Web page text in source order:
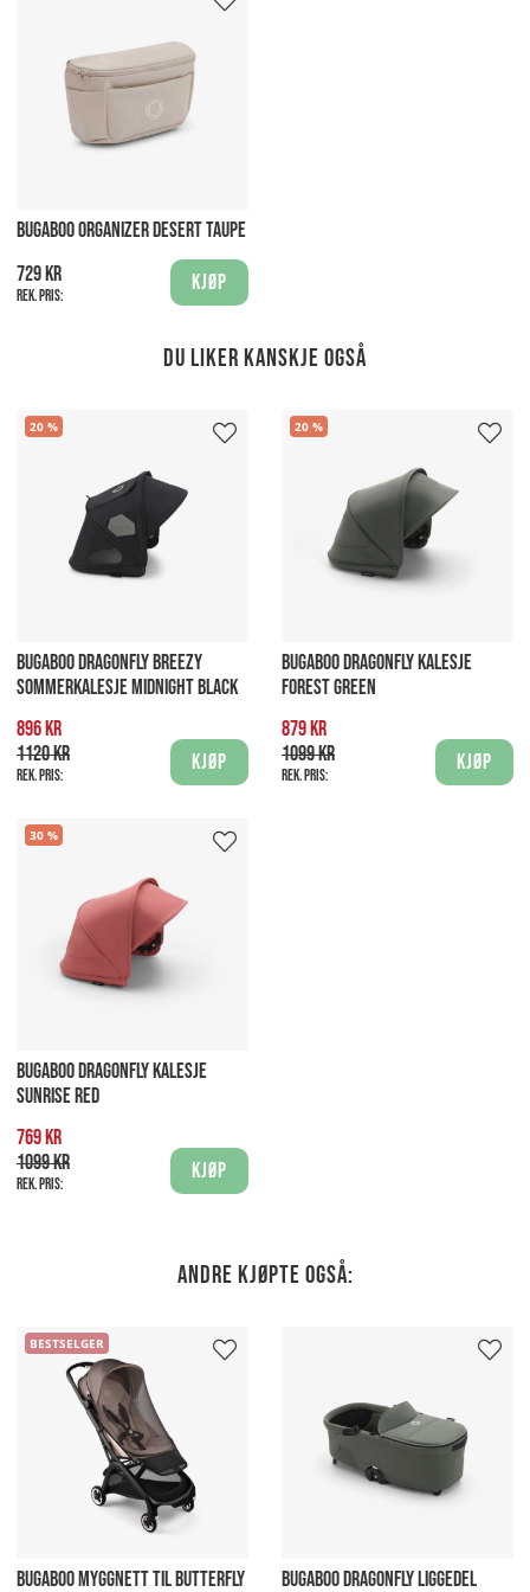
BUGABOO ORGANIZER DESERT TAUPE
729 kr
Rek. pris:
Kjøp
Du liker kanskje også
20
BUGABOO DRAGONFLY BREEZY
SOMMERKALESJE MIDNIGHT BLACK
896 kr
1120 kr
Rek. pris:
Kjøp
20
BUGABOO DRAGONFLY KALESJE
FOREST GREEN
879 kr
1099 kr
Rek. pris:
Kjøp
30
BUGABOO DRAGONFLY KALESJE
SUNRISE RED
769 kr
1099 kr
Rek. pris:
Kjøp
Andre kjøpte også:
BESTSELGER
BUGABOO MYGGNETT TIL BUTTERFLY BUGABOO DRAGONFLY LIGGEDEL